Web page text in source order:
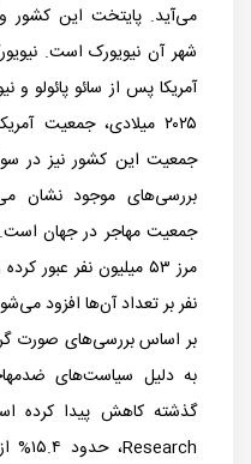
می‌آید. پایتخت این
شهر آن نیویورک است.
آمریکا پس از سائو پائولو و
جمعیت این کشور نیز در
بررسی‌های موجود نشان
جمعیت مهاجر در جهان است.
مرز ۵۳ میلیون نفر
نفر بر تعداد آن‌ها افزود
بر اساس بررسی‌های صورت